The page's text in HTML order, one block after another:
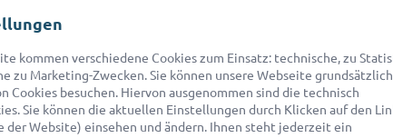
kommen verschiedene Cookies zum Einsatz: technische, zu
zu Marketing-Zwecken. Sie können unsere Webseite
Cookies besuchen. Hiervon ausgenommen sind die technisch
Sie können die aktuellen Einstellungen durch Klicken auf den
der Website) einsehen und ändern. Ihnen steht jederzeit ein